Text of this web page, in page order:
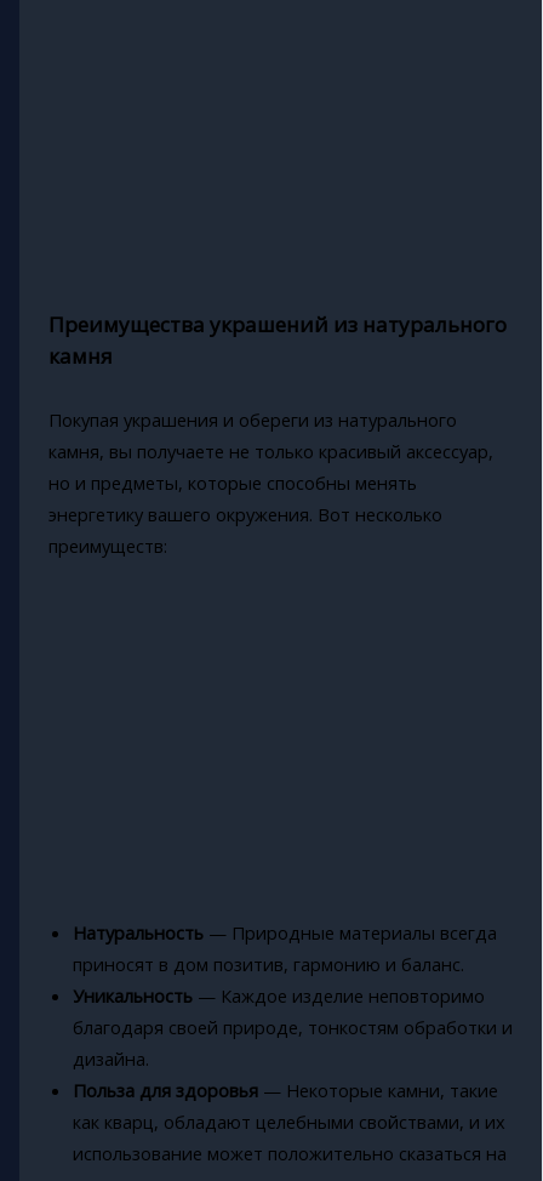
Преимущества украшений из натурального
камня
Покупая украшения и обереги из натурального
камня, вы получаете не только красивый аксессуар,
но и предметы, которые способны менять
энергетику вашего окружения. Вот несколько
преимуществ:
Натуральность— Природные материалы всегда
приносят в дом позитив, гармонию и баланс.
Уникальность— Каждое изделие неповторимо
благодаря своей природе, тонкостям обработки и
дизайна.
Польза для здоровья— Некоторые камни, такие
как кварц, обладают целебными свойствами, и их
использование может положительно сказаться на